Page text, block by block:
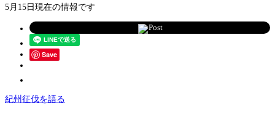
5月15日現在の情報です
Post
Save
紀州征伐を語る